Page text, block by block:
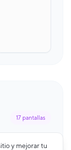
17 pantallas
y mejorar tu